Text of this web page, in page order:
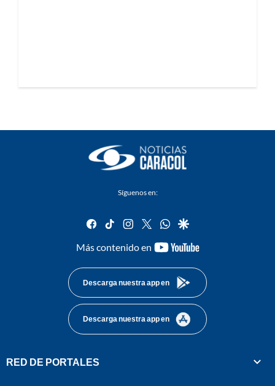
Síguenos en:
facebook
tiktok instagram
twitterwhatsapp
google
Más contenido en
youtube-
Descarga nuestra app en
Descarga nuestra app en
RED DE PORTALES